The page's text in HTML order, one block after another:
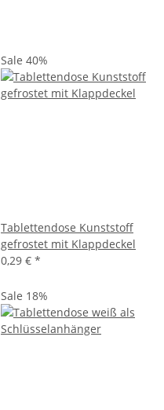
Sale 40%
Tablettendose Kunststoff
gefrostet mit Klappdeckel
0,29 € *
Sale 18%